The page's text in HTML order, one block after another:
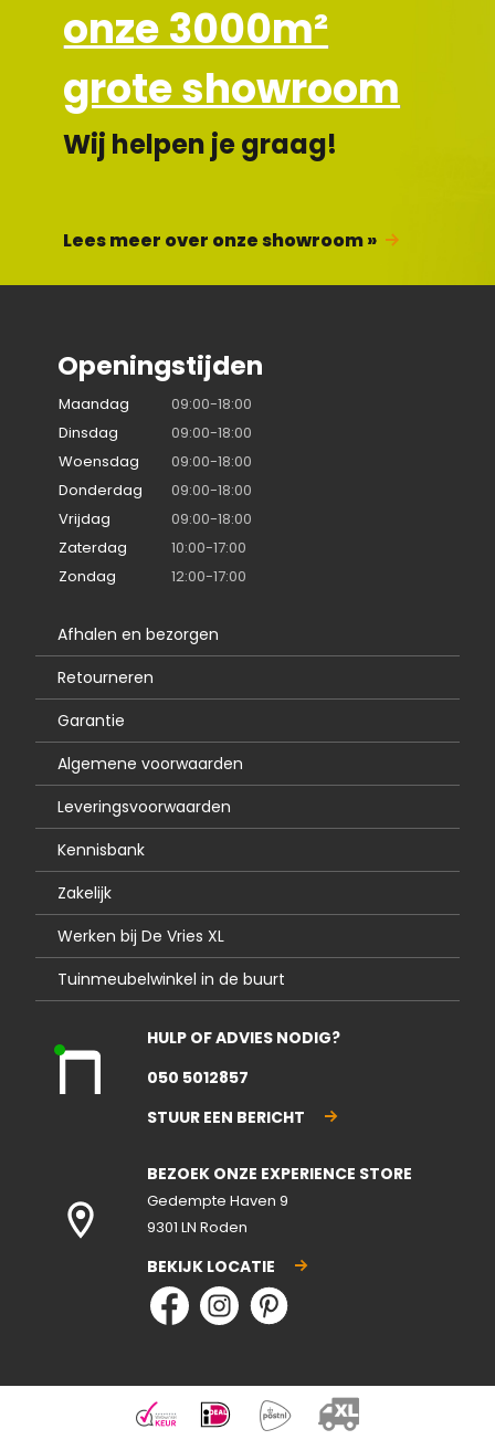
onze 3000m²
grote showroom
Wij helpen je graag!
Lees meer over onze showroom »
Openingstijden
Maandag
09:00-18:00
Dinsdag
09:00-18:00
Woensdag
09:00-18:00
Donderdag
09:00-18:00
Vrijdag
09:00-18:00
Zaterdag
10:00-17:00
Zondag
12:00-17:00
Afhalen en bezorgen
Retourneren
Garantie
Algemene voorwaarden
Leveringsvoorwaarden
Kennisbank
Zakelijk
Werken bij De Vries XL
Tuinmeubelwinkel in de buurt
nte
pen
d
HULP OF ADVIES NODIG?
050 5012857
STUUR EEN BERICHT
BEZOEK ONZE EXPERIENCE STORE
Gedempte Haven 9
9301 LN Roden
BEKIJK LOCATIE